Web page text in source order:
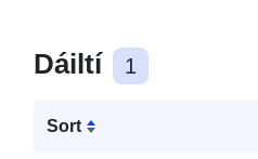
Dáiltí 1
Sort